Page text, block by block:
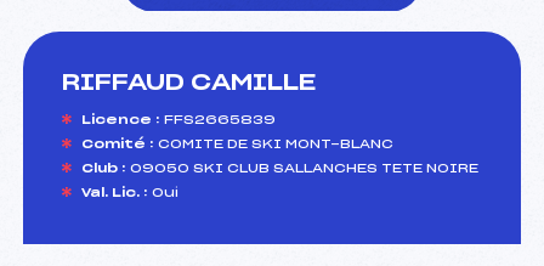
RIFFAUD CAMILLE
Licence : FFS2665839
Comité : COMITE DE SKI MONT-BLANC
Club : 09050 SKI CLUB SALLANCHES TETE NOIRE
Val. Lic. : Oui